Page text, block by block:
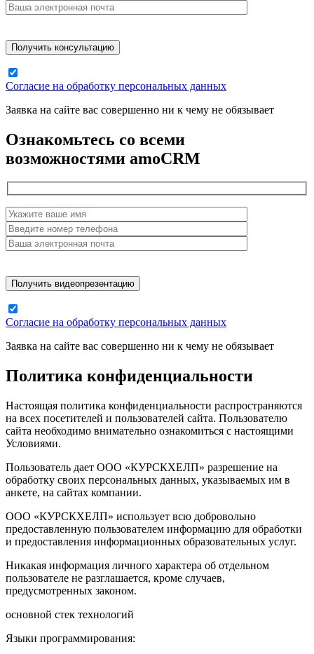
Согласие на обработку персональных данных
Заявка на сайте вас совершенно ни к чему не обязывает
Ознакомьтесь со всеми
возможностями amoCRM
Согласие на обработку персональных данных
Заявка на сайте вас совершенно ни к чему не обязывает
Политика конфиденциальности
Настоящая политика конфиденциальности распространяются
на всех посетителей и пользователей сайта. Пользователю
сайта необходимо внимательно ознакомиться с настоящими
Условиями.
Пользователь дает ООО «КУРСКХЕЛП» разрешение на
обработку своих персональных данных, указываемых им в
анкете, на сайтах компании.
ООО «КУРСКХЕЛП» использует всю добровольно
предоставленную пользователем информацию для обработки
и предоставления информационных образовательных услуг.
Никакая информация личного характера об отдельном
пользователе не разглашается, кроме случаев,
предусмотренных законом.
основной стек технологий
Языки программирования: